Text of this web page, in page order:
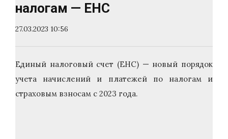
налогам — ЕНС
27.03.2023 10:56
Единый налоговый счет (ЕНС) — новый порядок
учета начислений и платежей по налогам и
страховым взносам с 2023 года.